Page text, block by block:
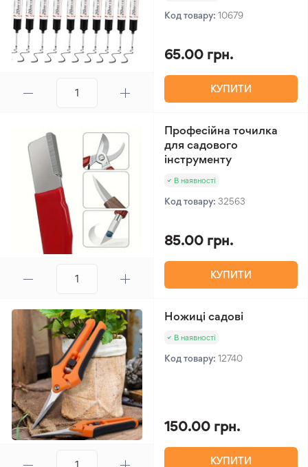
Код товару: 10679
65.00 грн.
КУПИТИ
Професійна точилка
для садового
інструменту
В наявності
Код товару: 32563
85.00 грн.
КУПИТИ
Ножиці садові
В наявності
Код товару: 12740
150.00 грн.
КУПИТИ